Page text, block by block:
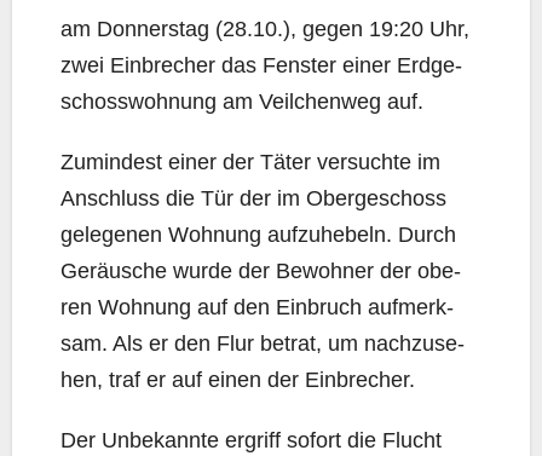
am Don­ners­tag (28.10.), gegen 19:20 Uhr,
zwei Ein­bre­cher das Fens­ter einer Erd­ge­
schoss­woh­nung am Veil­chen­weg auf.
Zumin­dest einer der Täter ver­such­te im
Anschluss die Tür der im Ober­ge­schoss
gele­ge­nen Woh­nung auf­zu­he­beln. Durch
Geräu­sche wur­de der Bewoh­ner der obe­
ren Woh­nung auf den Ein­bruch auf­merk­
sam. Als er den Flur betrat, um nach­zu­se­
hen, traf er auf einen der Einbrecher.
Der Unbe­kann­te ergriff sofort die Flucht